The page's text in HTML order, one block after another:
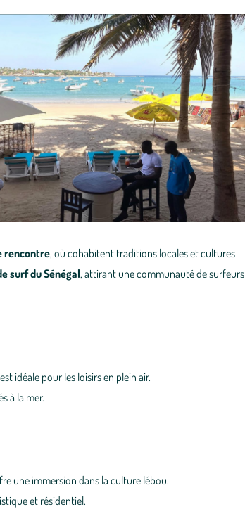
rencontre, où cohabitent traditions locales et cultures
surf du Sénégal, attirant une communauté de surfeurs
idéale pour les loisirs en plein air.
à la mer.
une immersion dans la culture lébou.
et résidentiel.